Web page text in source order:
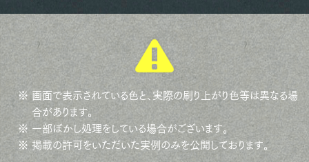
※ 画面で表示されている色と、実際の刷り上がり色等は異なる場
合があります。
※ 一部ぼかし処理をしている場合がございます。
※ 掲載の許可をいただいた実例のみを公開しております。